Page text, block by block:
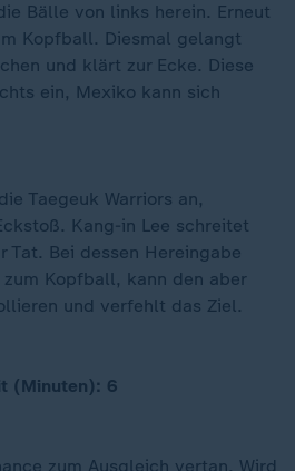
Bälle von links herein. Erneut
Kopfball. Diesmal gelangt
und klärt zur Ecke. Diese
ein, Mexiko kann sich
Taegeuk Warriors an,
Kang-in Lee schreitet
Tat. Bei dessen Hereingabe
Kopfball, kann den aber
und verfehlt das Ziel.
(Minuten): 6
zum Ausgleich vertan. Wird